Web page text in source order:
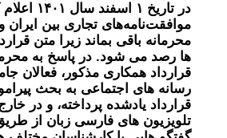
در تاریخ ۱
موافقت‌نامه‌های تجاری بین ایران
محرمانه باقی بماند زیرا متن
ها رصد می شود. در پاسخ به
قرارداد همکاری مذکور، فعالان
رسانه های اجتماعی به بحث
قرارداد یادشده پرداخته، و در
تلویزیون های فارسی زبان از